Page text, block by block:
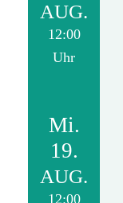
AUG.
12:00
Uhr
Mi.
19.
AUG.
12:00